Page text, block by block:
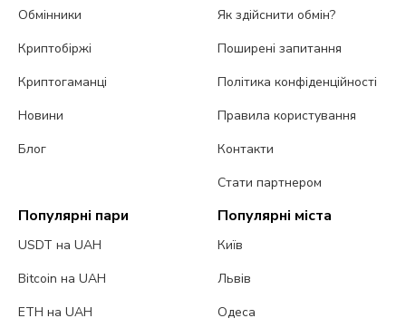
Обмінники
Криптобіржі
Криптогаманці
Новини
Блог
Як здійснити обмін?
Поширені запитання
Політика конфіденційності
Правила користування
Контакти
Стати партнером
Популярні пари
USDT на UAH
Bitcoin на UAH
ETH на UAH
Популярні міста
Київ
Львів
Одеса